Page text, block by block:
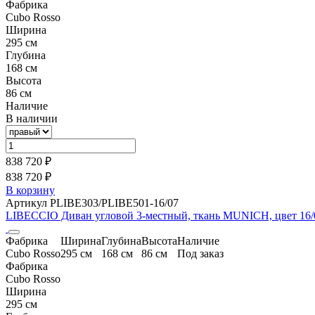
Фабрика
Cubo Rosso
Ширина
295 см
Глубина
168 см
Высота
86 см
Наличие
В наличии
838 720 ₽
838 720 ₽
В корзину
Артикул PLIBE303/PLIBE501-16/07
LIBECCIO Диван угловой 3-местный, ткань MUNICH, цвет
Фабрика
Cubo Rosso
Ширина
295 см
Глубина
168 см
Высота
86 см
Наличие
Под заказ
Фабрика
Cubo Rosso
Ширина
295 см